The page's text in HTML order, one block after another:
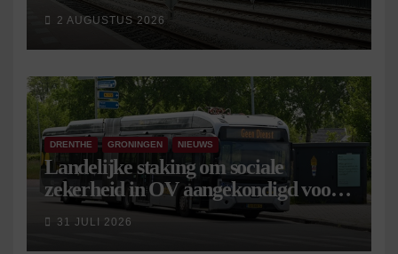
2 AUGUSTUS 2026
DRENTHE GRONINGEN NIEUWS
Landelijke staking om sociale
zekerheid in OV aangekondigd voor 9
september
31 JULI 2026